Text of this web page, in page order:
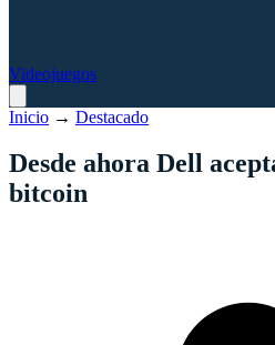
Videojuegos
Inicio → Destacado
Desde ahora Dell
bitcoin